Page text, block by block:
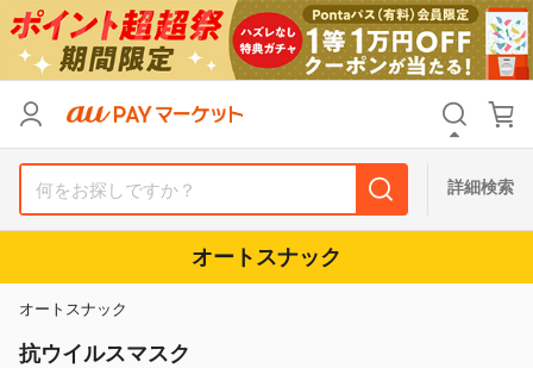
詳細検索
オートスナック
オートスナック
抗ウイルスマスク
支払い方法